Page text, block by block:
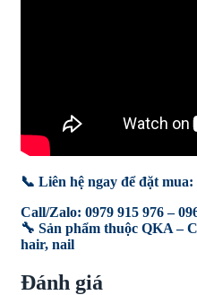
📞 Liên hệ ngay để đặt mua:
Call/Zalo: 0979 915 976 –
🔧 Sản phẩm thuộc QKA –
hair, nail
Đánh giá